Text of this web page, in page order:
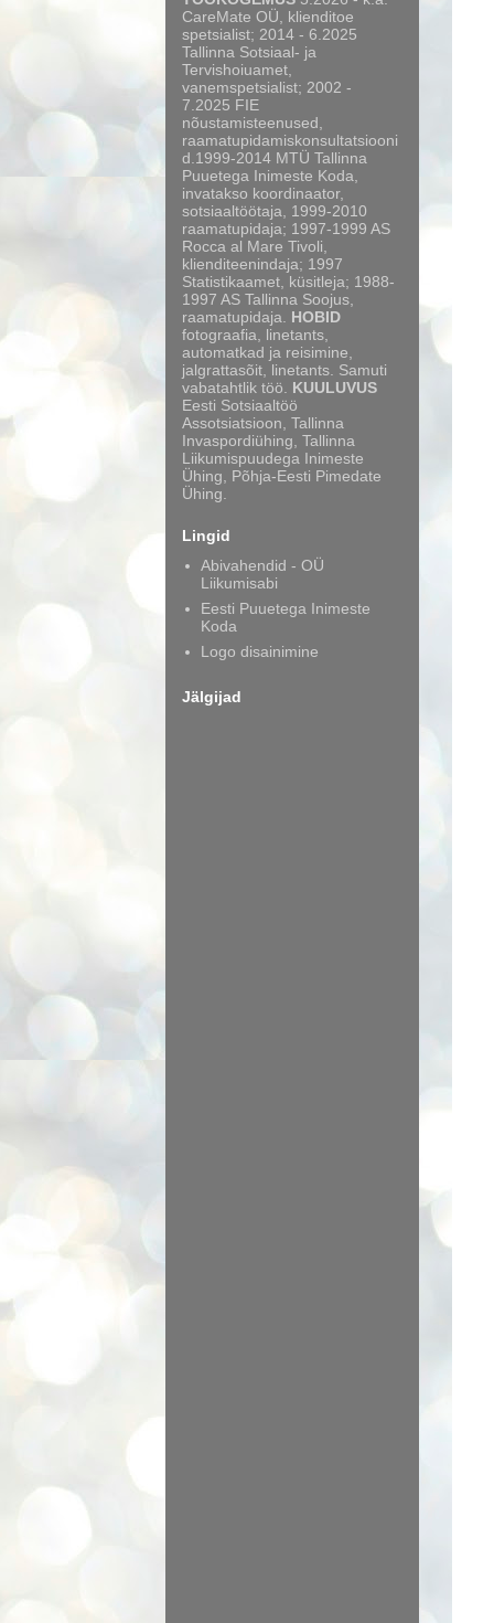
CareMate OÜ, klienditoe
spetsialist; 2014 - 6.2025
Tallinna Sotsiaal- ja
Tervishoiuamet,
vanemspetsialist; 2002 -
7.2025 FIE
nõustamisteenused,
raamatupidamiskonsultatsiooni
d.1999-2014 MTÜ Tallinna
Puuetega Inimeste Koda,
invatakso koordinaator,
sotsiaaltöötaja, 1999-2010
raamatupidaja; 1997-1999 AS
Rocca al Mare Tivoli,
klienditeenindaja; 1997
Statistikaamet, küsitleja; 1988-
1997 AS Tallinna Soojus,
raamatupidaja. HOBID
fotograafia, linetants,
automatkad ja reisimine,
jalgrattasõit, linetants. Samuti
vabatahtlik töö. KUULUVUS
Eesti Sotsiaaltöö
Assotsiatsioon, Tallinna
Invaspordiühing, Tallinna
Liikumispuudega Inimeste
Ühing, Põhja-Eesti Pimedate
Ühing.
Lingid
Abivahendid - OÜ
Liikumisabi
Eesti Puuetega Inimeste
Koda
Logo disainimine
Jälgijad